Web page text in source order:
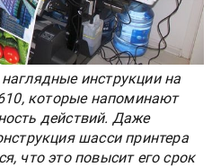
инструкции на
которые напоминают
действий. Даже
шасси принтера
что это повысит его срок